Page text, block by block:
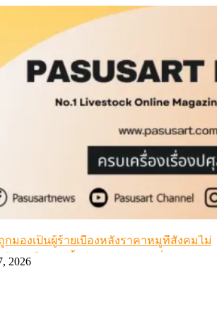
ข้าเอ็นโคแช่แข็งกว่า 12.6 ตัน สมุทรสาคร
กมองเป็นผู้ร้ายเบื้องหลังราคาหมูที่สังคมไม่
าฟาร์มปรับขึ้นอีก 6 บาท/แผง เริ่ม 7 ส.ค.69
2026